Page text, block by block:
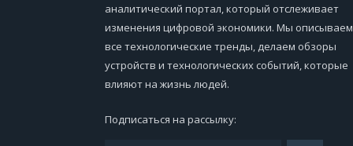
аналитический портал, который отслеживает
изменения цифровой экономики. Мы описываем
все технологические тренды, делаем обзоры
устройств и технологических событий, которые
влияют на жизнь людей.
Подписаться на рассылку: